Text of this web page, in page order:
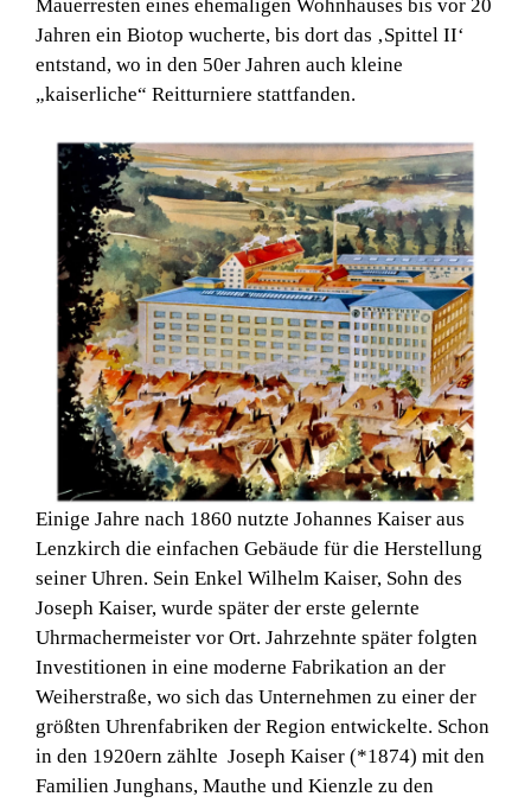
Mauerresten eines ehemaligen Wohnhauses bis vor 20
Jahren ein Biotop wucherte, bis dort das ‚Spittel II‘
entstand, wo in den 50er Jahren auch kleine
„kaiserliche“ Reitturniere stattfanden.
Einige Jahre nach 1860 nutzte Johannes Kaiser aus
Lenzkirch die einfachen Gebäude für die Herstellung
seiner Uhren. Sein Enkel Wilhelm Kaiser, Sohn des
Joseph Kaiser, wurde später der erste gelernte
Uhrmachermeister vor Ort. Jahrzehnte später folgten
Investitionen in eine moderne Fabrikation an der
Weiherstraße, wo sich das Unternehmen zu einer der
größten Uhrenfabriken der Region entwickelte. Schon
in den 1920ern zählte Joseph Kaiser (*1874) mit den
Familien Junghans, Mauthe und Kienzle zu den